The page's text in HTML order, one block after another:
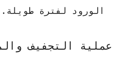
الورود لفترة طويلة.
عملية التجفيف